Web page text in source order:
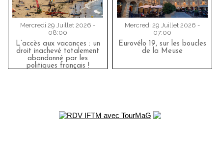
Mercredi 29 Juillet 2026 -
08:00
L’accès aux vacances : un
droit inachevé totalement
abandonné par les
politiques français !
Mercredi 29 Juillet 2026 -
07:00
Eurovélo 19, sur les boucles
de la Meuse